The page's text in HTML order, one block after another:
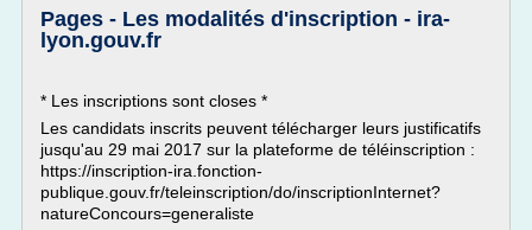
Pages - Les modalités d'inscription - ira-
lyon.gouv.fr
* Les inscriptions sont closes *
Les candidats inscrits peuvent télécharger leurs justificatifs
jusqu'au 29 mai 2017 sur la plateforme de téléinscription :
https://inscription-ira.fonction-
publique.gouv.fr/teleinscription/do/inscriptionInternet?
natureConcours=generaliste